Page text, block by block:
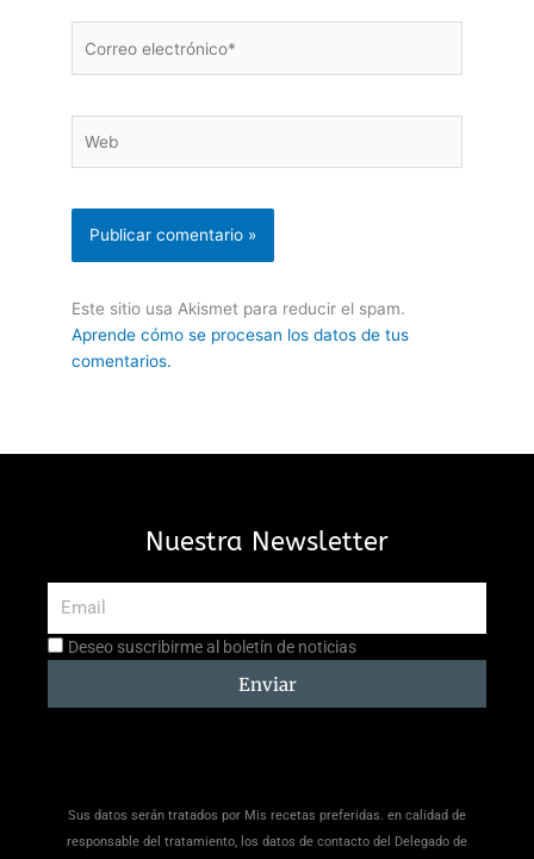
electrónico*
Este sitio usa Akismet para reducir el spam.
Aprende cómo se procesan los datos de tus
comentarios.
Nuestra Newsletter
Aceptación
Deseo suscribirme al boletín de noticias
Enviar
Sus datos serán tratados por Mis recetas preferidas. en calidad de
responsable del tratamiento, los datos de contacto del Delegado de